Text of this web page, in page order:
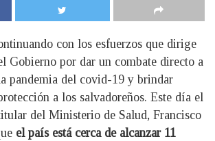
con los esfuerzos que dirige
Gobierno por dar un combate directo a
pandemia del covid-19 y brindar
a los salvadoreños. Este día el
del Ministerio de Salud, Francisco
el país está cerca de alcanzar 11